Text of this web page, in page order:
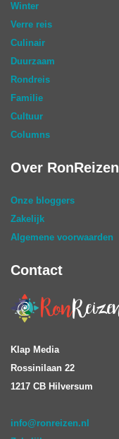
Winter
Verre reis
Culinair
Duurzaam
Rondreis
Familie
Cultuur
Columns
Over RonReizen
Onze bloggers
Zakelijk
Algemene voorwaarden
Contact
Klap Media
Rossinilaan 22
1217 CB Hilversum
info@ronreizen.nl